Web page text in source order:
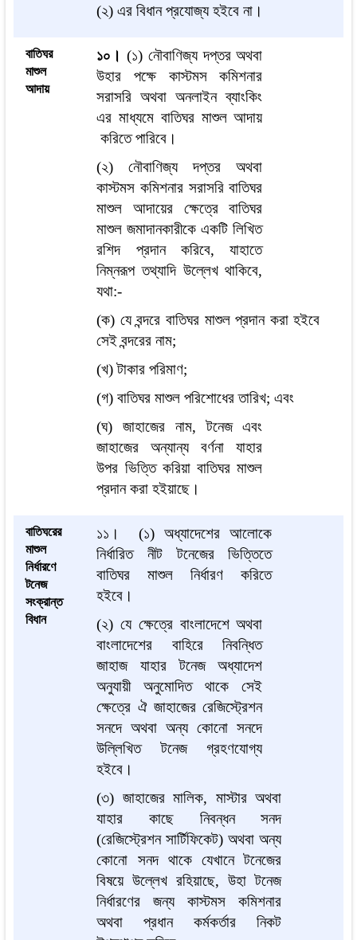
(২) এর বিধান প্রযোজ্য হইবে না।
বাতিঘর
মাশুল
আদায়
১০।(১) নৌবাণিজ্য দপ্তর অথবা
উহার পক্ষে কাস্টমস কমিশনার
সরাসরি অথবা অনলাইন ব্যাংকিং
এর মাধ্যমে বাতিঘর মাশুল আদায়
করিতে পারিবে।
(২) নৌবাণিজ্য দপ্তর অথবা
কাস্টমস কমিশনার সরাসরি বাতিঘর
মাশুল আদায়ের ক্ষেত্রে বাতিঘর
মাশুল জমাদানকারীকে একটি লিখিত
রশিদ প্রদান করিবে, যাহাতে
নিম্নরূপ তথ্যাদি উল্লেখ থাকিবে,
যথা:-
(ক) যে বন্দরে বাতিঘর মাশুল প্রদান করা হইবে
সেই বন্দরের নাম;
(খ) টাকার পরিমাণ;
(গ) বাতিঘর মাশুল পরিশোধের তারিখ; এবং
(ঘ) জাহাজের নাম, টনেজ এবং
জাহাজের অন্যান্য বর্ণনা যাহার
উপর ভিত্তি করিয়া বাতিঘর মাশুল
প্রদান করা হইয়াছে।
বাতিঘরের
মাশুল
নির্ধারণে
টনেজ
সংক্রান্ত
বিধান
১১।
(১) অধ্যাদেশের আলোকে
নির্ধারিত নীট টনেজের ভিত্তিতে
বাতিঘর মাশুল নির্ধারণ করিতে
হইবে।
(২) যে ক্ষেত্রে বাংলাদেশে অথবা
বাংলাদেশের বাহিরে নিবন্ধিত
জাহাজ যাহার টনেজ অধ্যাদেশ
অনুযায়ী অনুমোদিত থাকে সেই
ক্ষেত্রে ঐ জাহাজের রেজিস্ট্রেশন
সনদে অথবা অন্য কোনো সনদে
উল্লিখিত টনেজ গ্রহণযোগ্য
হইবে।
(৩) জাহাজের মালিক, মাস্টার অথবা
যাহার কাছে নিবন্ধন সনদ
(রেজিস্ট্রেশন সার্টিফিকেট) অথবা অন্য
কোনো সনদ থাকে যেখানে টনেজের
বিষয়ে উল্লেখ রহিয়াছে, উহা টনেজ
নির্ধারণের জন্য কাস্টমস কমিশনার
অথবা প্রধান কর্মকর্তার নিকট